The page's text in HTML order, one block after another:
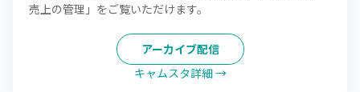
売上の管理」をご覧いただけます。
アーカイブ配信
キャムスタ詳細 →